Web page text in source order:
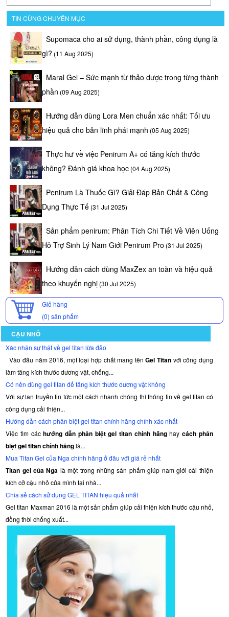
TIN CÙNG CHUYÊN MỤC
Supomaca cho ai sử dụng, thành phần, công dụng là
gì? (11 Aug 2025)
Maral Gel – Sức mạnh từ thảo dược trong từng thành
phần (09 Aug 2025)
Hướng dẫn dùng Lora Men chuẩn xác nhất: Tối ưu
hiệu quả cho bản lĩnh phái mạnh (05 Aug 2025)
Thực hư về việc Penirum A+ có tăng kích thước
không? Đánh giá khoa học (04 Aug 2025)
Penirum Là Thuốc Gì? Giải Đáp Bản Chất & Công
Dụng Thực Tế (31 Jul 2025)
Sản phẩm penirum: Phân Tích Chi Tiết Về Viên Uống
Hỗ Trợ Sinh Lý Nam Giới Penirum Pro (31 Jul 2025)
Hướng dẫn cách dùng MaxZex an toàn và hiệu quả
theo khuyến nghị (30 Jul 2025)
Giỏ hàng
(0) sản phẩm
CẬU NHỎ
Xác nhận sự thật về gel titan lừa đảo
Vào đầu năm 2016, một loại hợp chất mang tênGel Titanvới công dụng
làm tăng kích thước dương vật, chống...
Có nên dùng gel titan để tăng kích thước dương vật không
Với sự lan truyền tin tức một cách nhanh chóng thì thông tin về gel titan có
công dụng cải thiện...
Hướng dẫn cách phân biệt gel titan chính hãng chính xác nhất
Việc tìm cáchướng dẫn phân biệt gel titan chính hãnghay cách phân
biệt gel titan chính hãnglà...
Mua Titan Gel của Nga chính hãng ở đâu với giá rẻ nhất
Titan gel của Nga là một trong những sản phẩm giúp nam giới cải thiện
kích cỡ cậu nhỏ của mình tại nhà...
Chia sẻ cách sử dụng GEL TITAN hiệu quả nhất
Gel titan Maxman 2016 là một sản phẩm giúp cải thiện kích thước cậu nhỏ,
đồng thời chống xuất...